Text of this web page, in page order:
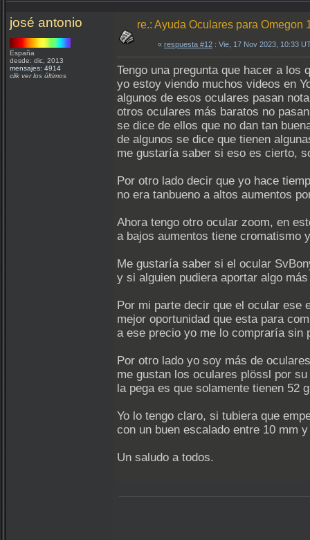
josé antonio
España
desde: dic, 2013
mensajes: 4914
clik ver los últimos
re.: Ayuda Oculares para
« respuesta #12 : Vie, 17 Nov 2023, 10:33
Tengo una pregunta que hacer a los
yo estoy viendo muchos videos en
algunos de esos oculares pasan
otros oculares más baratos no
se dice de ellos que no dan tan
de algunos se dice que tienen
me gustaría saber si eso es cierto,
Por otro lado decir que yo hace
no era tanbueno a altos aumentos
Ahora tengo otro ocular zoom, en
a bajos aumentos tiene cromatismo
Me gustaría saber si el ocular
y si alguien pudiera aportar algo
Por mi parte decir que el ocular ese
mejor oportunidad que esta para
a ese precio yo me lo compraría sin
Por otro lado yo soy más de
me gustan los oculares plössl por
la pega es que solamente tienen 52
Yo lo tengo claro, si tubiera que
con un buen escalado entre 10 mm
Un saludo a todos.